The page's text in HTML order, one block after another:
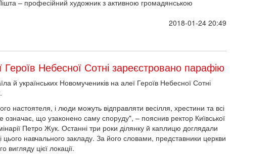
– професійний художник з активною громадянською
2018-01-24 20:49
Героїв Небесної Сотні зареєстровано парафію
й українських Новомучеників на алеї Героїв Небесної Сотні
настоятеля, і люди можуть відправляти весілля, хрестини та всі
означає, що узаконено саму споруду", – пояснив ректор Київської
Петро Жук. Останні три роки ділянку й каплицю доглядали
цього навчального закладу. За його словами, представники церкви
цієї локації.